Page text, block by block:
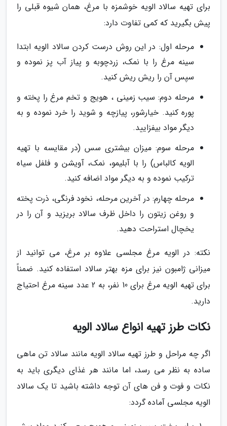
برای تهیه سالاد الویه خوشمزه با مرغ، همان شیوه قبلی را
پیش بگیرید که کمی تفاوت دارد:
مرحله اول: در این روش درست کردن سالاد الویه ابتدا
سینه مرغ را با نمک، زردچوبه و پیاز آب پز نموده و
سپس آن را ریش ریش کنید.
مرحله دوم: سیب زمینی ، هویج و تخم مرغ را پخته و
پوره کنید. خیارشور، پیازچه و شوید را خرد نموده و به
دیگر مواد بیفزایید.
مرحله سوم: میزان بیشتری سس (در مقایسه با تهیه
الویه کالباس) را با آبلیمو، نمک، آویشن و فلفل سیاه
ترکیب نموده و به دیگر مواد اضافه کنید.
مرحله چهارم: در آخرین مرحله، نخود فرنگی، ذرت پخته
و روغن زیتون را داخل ظرف سالاد بریزید و آن را در
یخچال استراحت دهید.
نکته: در الویه مرغ مجلسی علاوه بر مرغ، می توانید از
میزانی ژامبون نیز برای مزه بهتر سالاد استفاده کنید. ضمناً
برای تهیه الویه مرغ برای 10 نفر، به 2 عدد سینه مرغ احتیاج
دارید.
نکات طرز تهیه انواع سالاد الویه
اگر چه مراحل و طرز تهیه سالاد الویه مانند سالاد تن ماهی
ساده به نظر می رسد، اما مانند هر غذای دیگری باید به
نکات و فوت و فن های آن توجه داشته باشید تا یک سالاد
الویه مجلسی آماده گردد: